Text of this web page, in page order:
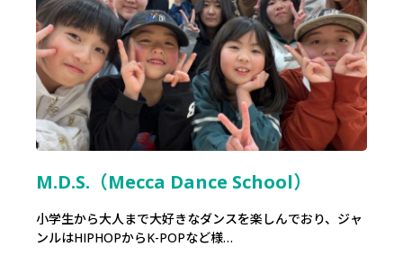
M.D.S.（Mecca Dance School）
小学生から大人まで大好きなダンスを楽しんでおり、ジャ
ンルはHIPHOPからK-POPなど様…